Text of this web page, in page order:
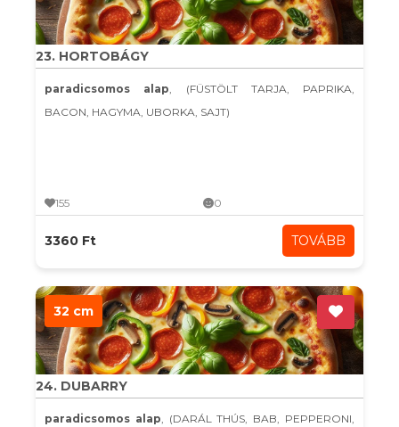
23. HORTOBÁGY
paradicsomos alap, (FÜSTÖLT TARJA, PAPRIKA,
BACON, HAGYMA, UBORKA, SAJT)
155 0
3360 Ft TOVÁBB
32 cm
24. DUBARRY
paradicsomos alap, (DARÁL THÚS, BAB, PEPPERONI,